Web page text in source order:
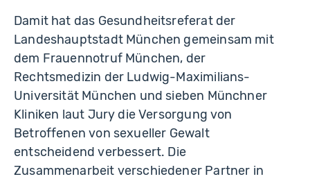
Damit hat das Gesundheitsreferat der
Landeshauptstadt München gemeinsam mit
dem Frauennotruf München, der
Rechtsmedizin der Ludwig-Maximilians-
Universität München und sieben Münchner
Kliniken laut Jury die Versorgung von
Betroffenen von sexueller Gewalt
entscheidend verbessert. Die
Zusammenarbeit verschiedener Partner in